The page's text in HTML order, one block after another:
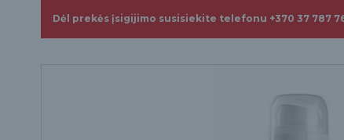
Dėl prekės įsigijimo susisiekite telefonu +370 37 787